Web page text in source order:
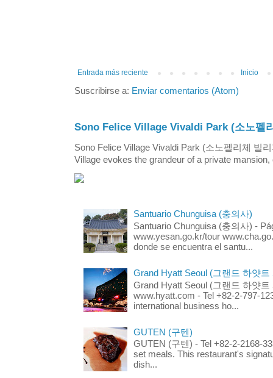
Entrada más reciente Inicio
Suscribirse a: Enviar comentarios (Atom)
Sono Felice Village Vivaldi Park (소노펠
Sono Felice Village Vivaldi Park (소노펠리체 빌
Village evokes the grandeur of a private
Santuario Chunguisa (충의사)
Santuario Chunguisa (충의사) -
www.yesan.go.kr/tour
donde se encuentra el santu...
Grand Hyatt Seoul (그랜드 하얏트
Grand Hyatt Seoul (그랜드 하얏트
www.hyatt.com - Tel +82-2-797-
international business ho...
GUTEN (구텐)
GUTEN (구텐) - Tel +82-2-2168-
set meals. This restaurant's
dish...